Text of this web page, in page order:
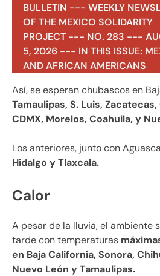
BULLETIN --- WEEKLY
OF THE MEXICO SOLIDARITY
PROJECT --- NO. 283 ---
5, 2026 --- IN THIS ISSUE:
AND AFRICAN AMERICANS
Así, se esperan chubascos en
Tamaulipas, S. Luis,
CDMX, Morelos, Coahuila, y
Los anteriores, junto con
Hidalgo y Tlaxcala.
Calor
A pesar de la lluvia, el ambiente
tarde con temperaturas
en Baja California, Sonora,
Nuevo León y Tamaulipas.